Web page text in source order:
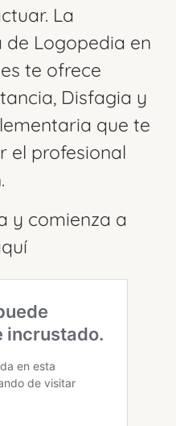
La
de Logopedia en
te ofrece
Disfagia y
que te
el profesional
y comienza a